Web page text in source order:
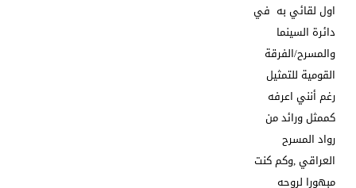
اول لقائي به في
دائرة السينما
والمسرح/الفرقة
القومية للتمثيل
رغم أنني اعرفه
كممثل ورائد من
رواد المسرح
العراقي ,وكم كنت
مبهورا لروحه